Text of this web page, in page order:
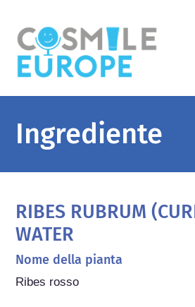
Ingrediente
RIBES RUBRUM
WATER
Nome della pianta
Ribes rosso